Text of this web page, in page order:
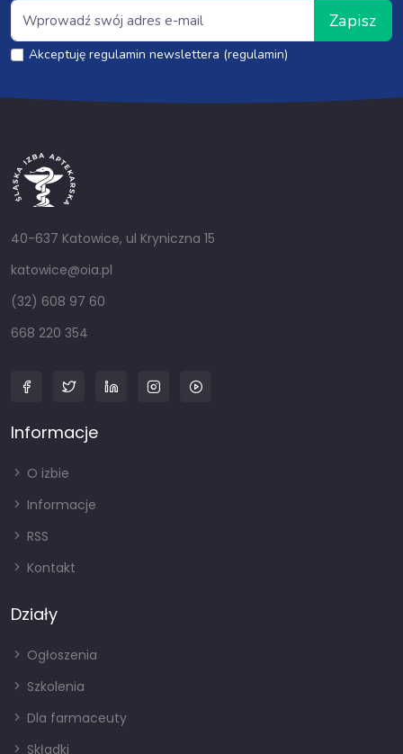
Zapisz
Akceptuję regulamin newslettera (regulamin)
40-637 Katowice, ul Kryniczna 15
katowice@oia.pl
(32) 608 97 60
668 220 354
Informacje
O izbie
Informacje
RSS
Kontakt
Działy
Ogłoszenia
Szkolenia
Dla farmaceuty
Składki